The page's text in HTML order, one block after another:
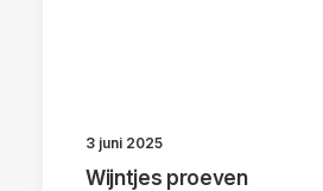
3 juni 2025
Wijntjes proeven